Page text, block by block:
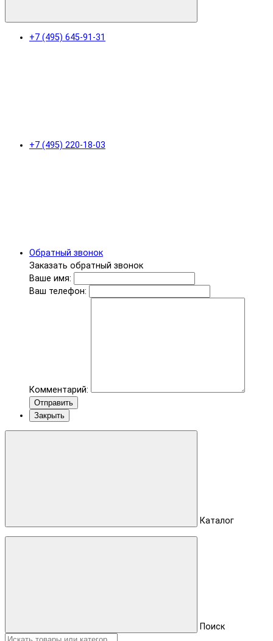
+7 (495) 645-91-31
+7 (495) 220-18-03
Обратный звонок
Заказать обратный звонок
Ваше имя:
Ваш телефон:
Комментарий:
Отправить
Закрыть
Каталог
Поиск